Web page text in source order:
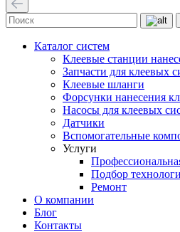
Каталог систем
Клеевые станции
Запчасти для клеевых
Клеевые шланги
Форсунки нанесения
Насосы для клеевых
Датчики
Вспомогательные
Услуги
Подбор
Ремонт
О компании
Блог
Контакты